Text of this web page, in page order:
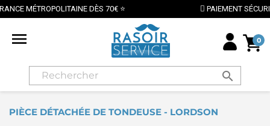
⭐ PAIEMENT SÉCURISÉ PAR CARTE BANCAIRE
 0
search
PIÈCE DÉTACHÉE DE TONDEUSE - LORDSON